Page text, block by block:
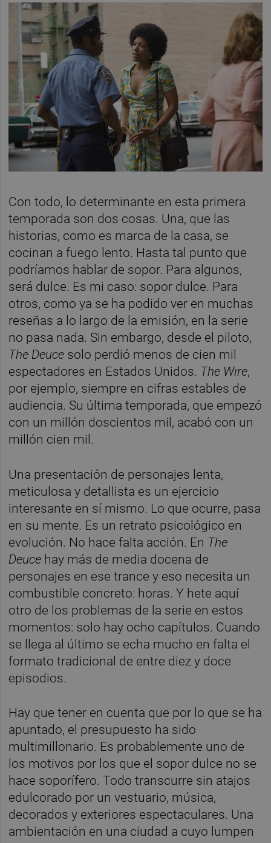
Con todo, lo determinante en esta primera
temporada son dos cosas. Una, que las
historias, como es marca de la casa, se
cocinan a fuego lento. Hasta tal punto que
podríamos hablar de sopor. Para algunos,
será dulce. Es mi caso: sopor dulce. Para
otros, como ya se ha podido ver en muchas
reseñas a lo largo de la emisión, en la serie
no pasa nada. Sin embargo, desde el piloto,
The Deuce solo perdió menos de cien mil
espectadores en Estados Unidos. The Wire,
por ejemplo, siempre en cifras estables de
audiencia. Su última temporada, que empezó
con un millón doscientos mil, acabó con un
millón cien mil.
Una presentación de personajes lenta,
meticulosa y detallista es un ejercicio
interesante en sí mismo. Lo que ocurre, pasa
en su mente. Es un retrato psicológico en
evolución. No hace falta acción. En The
Deuce hay más de media docena de
personajes en ese trance y eso necesita un
combustible concreto: horas. Y hete aquí
otro de los problemas de la serie en estos
momentos: solo hay ocho capítulos. Cuando
se llega al último se echa mucho en falta el
formato tradicional de entre diez y doce
episodios.
Hay que tener en cuenta que por lo que se ha
apuntado, el presupuesto ha sido
multimillonario. Es probablemente uno de
los motivos por los que el sopor dulce no se
hace soporífero. Todo transcurre sin atajos
edulcorado por un vestuario, música,
decorados y exteriores espectaculares. Una
ambientación en una ciudad a cuyo lumpen